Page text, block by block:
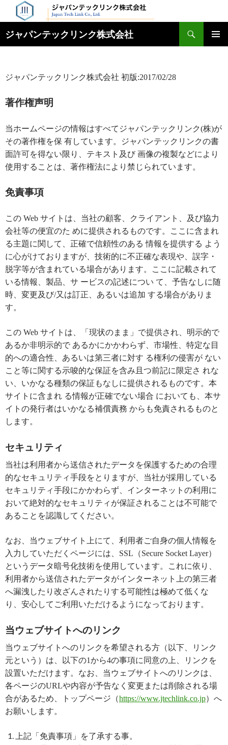
ジャパンテックリンク株式会社
索
ン
へ
ス
ッ
プ
ジャパンテックリンク株式会社 初版:2017/02/28
著作権声明
当ホームページの情報はすべてジャパンテックリンク(株)が
その著作権を保 有しています。ジャパンテックリンクの書
面許可を得ない限り、テキスト及び 画像の複製などにより
使用することは、著作権法により禁じられています。
免責事項
この Web サイトは、当社の顧客、クライアント、及び協力
会社等の便宜のた めに提供されるものです。ここに含まれ
る主題に関して、正確で信頼性のある 情報を提供する よう
に心がけておりますが、技術的に不正確な表現や、誤字・
脱字等が含まれている場合があります。ここに記載されて
いる情報、製品、サ ービスの記述につい て、予告なしに随
時、変更及び/又は訂正、あるいは追加 する場合がありま
す。
この Web サイトは、「現状のまま」で提供され、明示的で
あるか非明示的で あるかにかかわらず、市場性、特定な目
的への適合性、あるいは第三者に対す る権利の侵害が ない
こと等に関する示唆的な保証を含み且つ前記に限定さ れな
い、いかなる種類の保証もなしに提供されるものです。本
サイトに含まれ る情報が正確でない場合 においても、本サ
イトの発行者はいかなる補償責務 からも免責されるものと
します。
セキュリティ
当社は利用者から送信されたデータを保護するための合理
的なセキュリティ手段をとりますが、当社が採用している
セキュリティ手段にかかわらず、インターネットの利用に
おいて絶対的なセキュリティが保証されることは不可能で
あることを認識してください。
なお、当ウェブサイト上にて、利用者ご自身の個人情報を
入力していただくページには、SSL（Secure Socket Layer）
というデータ暗号化技術を使用しています。これに依り、
利用者から送信されたデータがインターネット上の第三者
へ漏洩したり改ざんされたりする可能性は極めて低くな
り、安心してご利用いただけるようになっております。
当ウェブサイトへのリンク
当ウェブサイトへのリンクを希望される方（以下、リンク
元という）は、以下の1から4の事項に同意の上、リンクを
設置いただけます。 なお、当ウェブサイトへのリンクは、
各ページのURLや内容が予告なく変更または削除される場
合があるため、トップページ（https://www.jtechlink.co.jp）へ
お願いします。
上記「免責事項」を了承する事。